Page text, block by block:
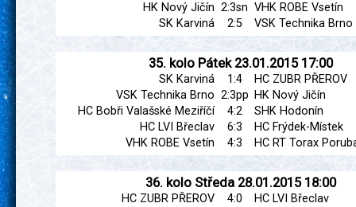
HK Nový Jičín 2:3sn VHK ROBE Vsetín
SK Karviná
2:5 VSK Technika Brno
35. kolo Pátek 23.01.2015 17:00
SK Karviná 1:4
HC ZUBR PŘEROV
VSK Technika Brno 2:3pp HK Nový Jičín
HC Bobři Valašské Meziříčí
4:2
SHK Hodonín
HC LVI Břeclav
6:3
HC Frýdek-Místek
VHK ROBE Vsetín
4:3 HC RT Torax
36. kolo Středa 28.01.2015 18:00
HC ZUBR PŘEROV 4:0
HC LVI Břeclav